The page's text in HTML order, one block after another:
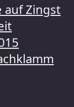
auf Zingst